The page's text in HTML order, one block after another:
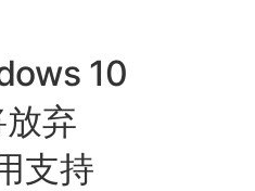
10
弃
支持